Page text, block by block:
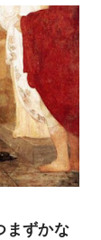
まずかな